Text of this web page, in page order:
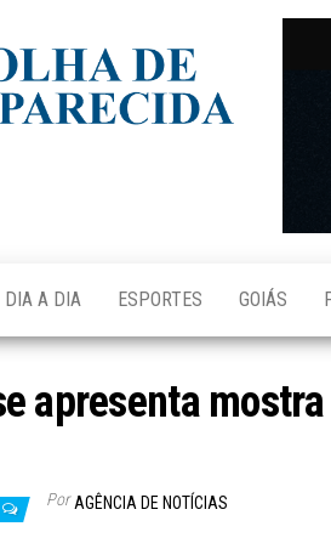
DIA A DIA ESPORTES GOIÁS
apresenta
Por AGÊNCIA DE NOTÍCIAS